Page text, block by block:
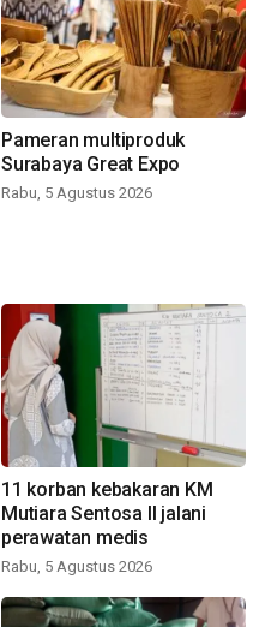
Pameran multiproduk
Surabaya Great Expo
Rabu, 5 Agustus 2026
11 korban kebakaran KM
Mutiara Sentosa II jalani
perawatan medis
Rabu, 5 Agustus 2026